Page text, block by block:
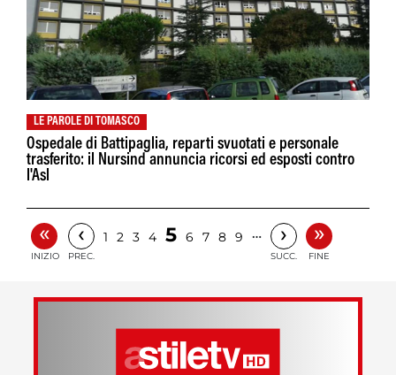
LE PAROLE DI TOMASCO
Ospedale di Battipaglia, reparti svuotati e personale
trasferito: il Nursind annuncia ricorsi ed esposti contro
l'Asl
«
INIZIO
‹
PREC.
1 2 3 4 5 6 7 8 9 … ›
SUCC.
»
FINE